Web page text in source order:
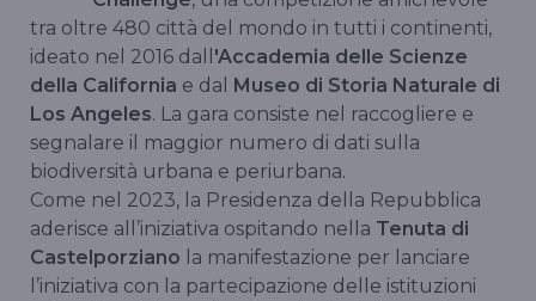
tra oltre 480 città del mondo in tutti i continenti,
ideato nel 2016 dall 'Accademia delle Scienze
della California e dal Museo di Storia Naturale di
Los Angeles. La gara consiste nel raccogliere e
segnalare il maggior numero di dati sulla
biodiversità urbana e periurbana.
Come nel 2023, la Presidenza della Repubblica
aderisce all’iniziativa ospitando nella Tenuta di
Castelporziano la manifestazione per lanciare
l’iniziativa con la partecipazione delle istituzioni